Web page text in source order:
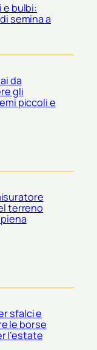
bulbi:
semina a
da
gli
piccoli e
terreno
sfalci e
le borse
l’estate